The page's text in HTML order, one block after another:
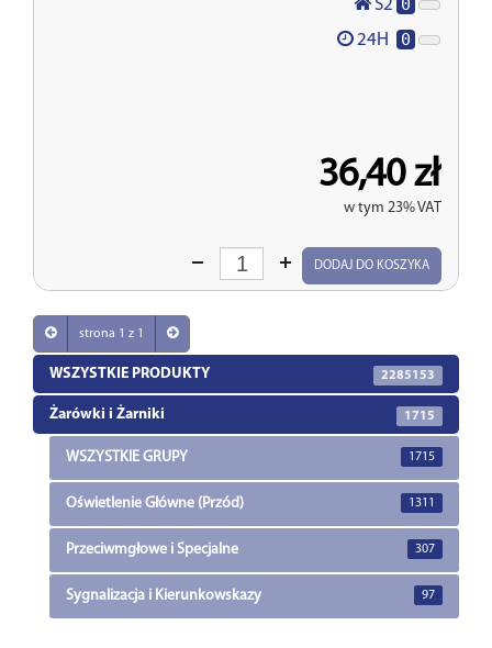
S2 0
24H 0
36,40 zł
w tym 23% VAT
Wprowadź
DODAJ DO KOSZYKA
strona 1 z 1
WSZYSTKIE PRODUKTY 2285153
Żarówki i Żarniki 1715
WSZYSTKIE GRUPY 1715
Oświetlenie Główne (Przód) 1311
Przeciwmgłowe i Specjalne 307
Sygnalizacja i Kierunkowskazy 97